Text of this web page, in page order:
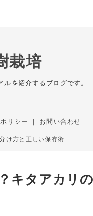
栽培
を紹介するブログです。
リシー ｜ お問い合わせ
け方と正しい保存術
キタアカリの